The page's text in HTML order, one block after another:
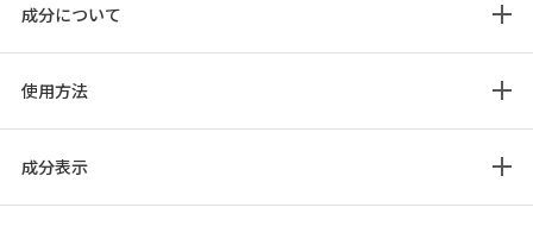
成分について
使用方法
成分表示